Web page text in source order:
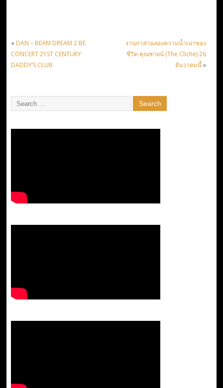
« DAN – BEAM DREAM 2 BE
CONCERT 21ST CENTURY
DADDY’S CLUB
งานกาล่าฉลองความน้ำเน่าของ
ชีวิต คุณชายน์ (The Cliche) 26
ธันวาคมนี้»